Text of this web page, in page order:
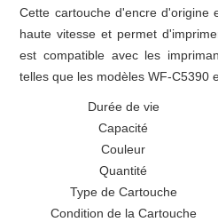
Cette cartouche d'encre d'origine
haute vitesse et permet
est compatible avec les
telles que les modèles WF-C5390
Durée de vie
Capacité
Couleur
Quantité
Type de Cartouche
Condition de la Cartouche